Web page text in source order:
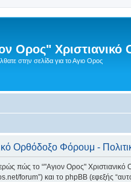
Ορος"
στην σελίδα για το Αγιο Ορος
Ορθόδοξο Φόρουμ -
πώς το “"Αγιον Ορος" Χριστιανικό
forum”) και το phpBB (εφεξής